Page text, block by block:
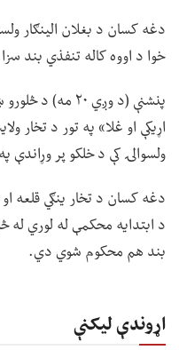
دغه کسان د بغلان الینګار
خوا د اووه کاله تنفذي بند
اړیکې او غلا» په تور د تخار
ولسوالۍ کې د خلکو پر
دغه کسان د تخار ینګي قلعه او
د ابتدایه محکمې له لوري له
بند هم محکوم شوي دي.
اړوندې لیکنې